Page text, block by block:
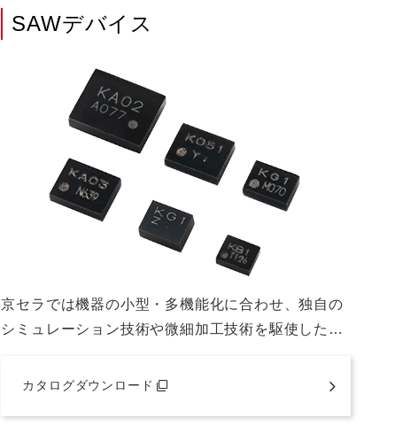
SAWデバイス
京セラでは機器の小型・多機能化に合わせ、独自の
シミュレーション技術や微細加工技術を駆使した…
カタログダウンロード